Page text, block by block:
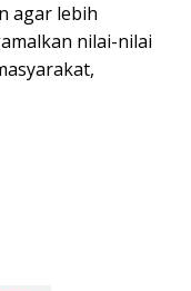
agar lebih
nilai-nilai